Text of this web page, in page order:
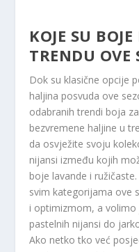
KOJE SU
TRENDU OVE
Dok su klasične opcije
haljina posvuda ove
odabranih trendi boja
bezvremene haljine u
da osvježite svoju
nijansi između kojih
boje lavande i
svim kategorijama ove
i optimizmom, a volimo
pastelnih nijansi do
Ako netko tko već